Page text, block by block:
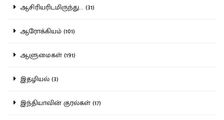
ஆசிரியரிடமிருந்து... (31)
ஆரோக்கியம் (101)
ஆளுமைகள் (191)
இதழியல் (3)
இந்தியாவின் குரல்கள் (17)